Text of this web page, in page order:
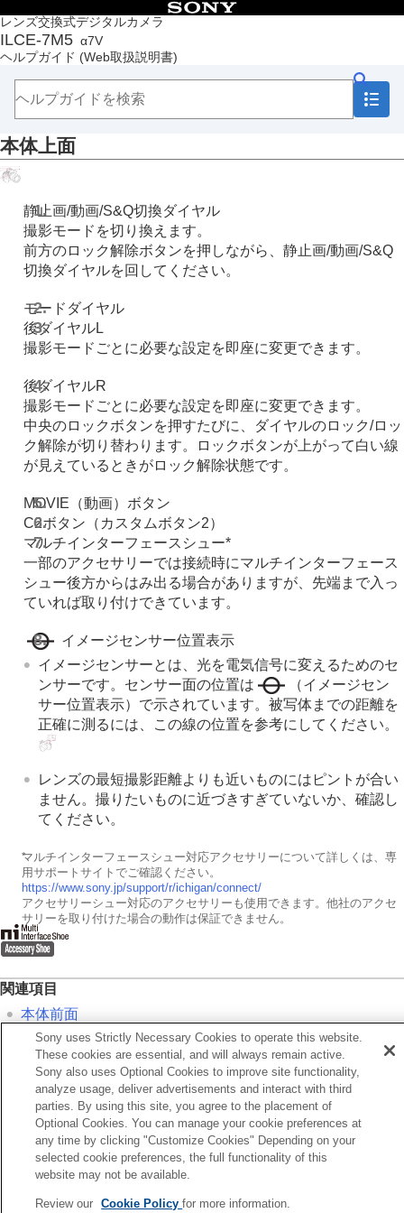
レンズ交換式デジタルカメラ
ILCE-7M5 α7V
ヘルプガイド (Web取扱説明書)
目次
トップページ
ヘルプガイドの使いかた
本体と付属品を確認する
本体前面
本体背面
本体底面
画面上の基本的なアイコン
タッチ機能アイコン
FE 28-70mm F3.5-5.6 OSSⅡ
本機の基本操作
準備/基本的な撮影
MENU一覧から機能を探す
撮影機能を活用する
カメラをカスタマイズする
再生する
カメラの設定を変更する
スマートフォンでできること
パソコンでできること
クラウドサービスを利用する
故障かな？と思ったら
本体上面
静止画/動画/S&Q切換ダイヤル
撮影モードを切り換えます。
前方のロック解除ボタンを押しながら、静止画/動画/S&Q
切換ダイヤルを回してください。
モードダイヤル
後ダイヤルL
撮影モードごとに必要な設定を即座に変更できます。
後ダイヤルR
撮影モードごとに必要な設定を即座に変更できます。
中央のロックボタンを押すたびに、ダイヤルのロック/ロッ
ク解除が切り替わります。ロックボタンが上がって白い線
が見えているときがロック解除状態です。
MOVIE（動画）ボタン
C2ボタン（カスタムボタン2）
マルチインターフェースシュー*
一部のアクセサリーでは接続時にマルチインターフェース
シュー後方からはみ出る場合がありますが、先端まで入っ
ていれば取り付けできています。
イメージセンサー位置表示
イメージセンサーとは、光を電気信号に変えるためのセ
ンサーです。センサー面の位置は
（イメージセン
サー位置表示）で示されています。被写体までの距離を
正確に測るには、この線の位置を参考にしてください。
レンズの最短撮影距離よりも近いものにはピントが合い
ません。撮りたいものに近づきすぎていないか、確認し
てください。
*マルチインターフェースシュー対応アクセサリーについて詳しくは、専
用サポートサイトでご確認ください。
https://www.sony.jp/support/r/ichigan/connect/
アクセサリーシュー対応のアクセサリーも使用できます。他社のアクセ
サリーを取り付けた場合の動作は保証できません。
関連項目
本体前面
本体背面
本体側面
本体底面
背面
Sony uses Strictly Necessary Cookies to operate this website.
These cookies are essential, and will always remain active.
Sony also uses Optional Cookies to improve site functionality,
analyze usage, deliver advertisements and interact with third
parties. By using this site, you agree to the placement of
Optional Cookies. You can manage your cookie preferences at
any time by clicking "Customize Cookies" Depending on your
selected cookie preferences, the full functionality of this
website may not be available.
Review our Cookie Policyfor more information.